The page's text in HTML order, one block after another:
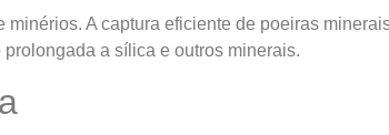
A captura eficiente de poeiras
a sílica e outros minerais.